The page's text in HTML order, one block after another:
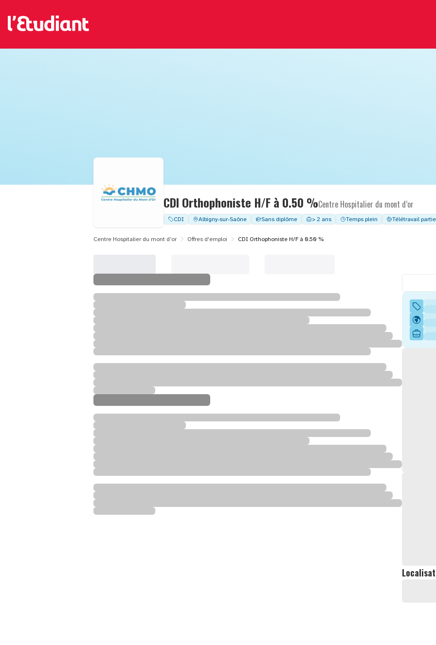
CDI Orthophoniste H/F à 0.50 %Centre Hospitalier du mont d’or
CDI Albigny-sur-Saône Sans diplôme > 2 ans Temps plein Télétravail
Centre Hospitalier du mont d’or Offres d'emploi CDI Orthophoniste H/F à 0.50 %